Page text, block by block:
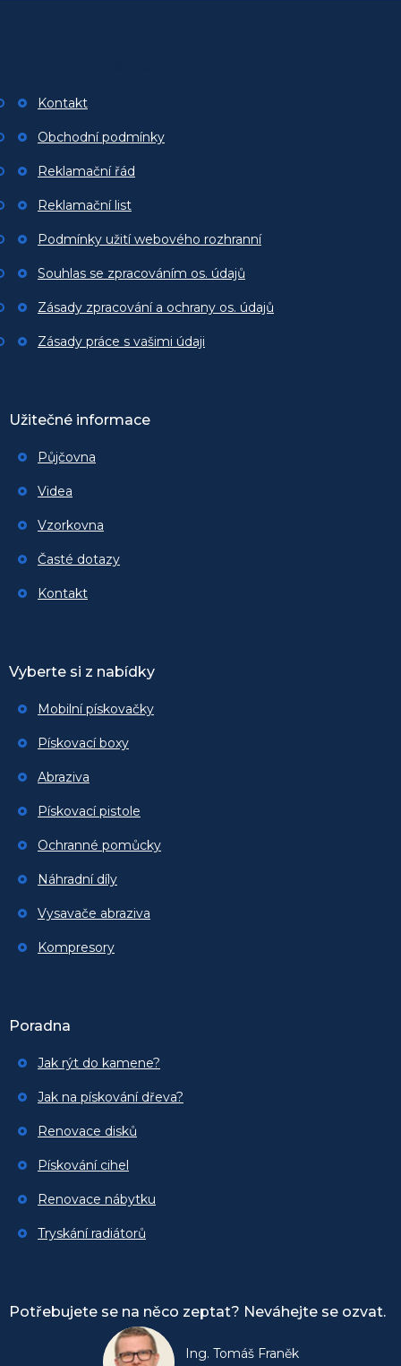
í
Kontakt
Obchodní podmínky
Reklamační řád
Reklamační list
Podmínky užití webového rozhranní
Souhlas se zpracováním os. údajů
Zásady zpracování a ochrany os. údajů
Zásady práce s vašimi údaji
Užitečné informace
Půjčovna
Videa
Vzorkovna
Časté dotazy
Kontakt
Vyberte si z nabídky
Mobilní pískovačky
Pískovací boxy
Abraziva
Pískovací pistole
Ochranné pomůcky
Náhradní díly
Vysavače abraziva
Kompresory
Poradna
Jak rýt do kamene?
Jak na pískování dřeva?
Renovace disků
Pískování cihel
Renovace nábytku
Tryskání radiátorů
Potřebujete se na něco zeptat? Neváhejte se ozvat.
Ing. Tomáš Franěk